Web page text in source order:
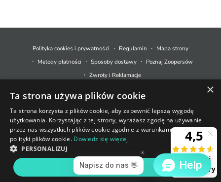
e
y
p
ł
a
t
n
o
© 2026,Zoopers.pl. Technologia Shopify
Polityka cookies i prywatności Regulamin
Mapa strony
Metody płatności
Sposoby dostawy
Poznaj Zoopersów
Zwroty i Reklamacje
+48 733 550 021
sklep@zoopers.pl
Godziny pracy infolinii
poniedziałek - piątek: 8 - 17
×
Ta strona używa plików cookie
Ta strona korzysta z plików cookie, aby zapewnić lepszą wygodę
użytkowania. Korzystając z tej strony, wyrażasz zgodę na używanie
przez nas wszystkich plików cookie zgodnie z warunkami naszej
polityki plików cookie. Dowiedz się więcej
PERSONALIZUJ
AKCEPTUJ WSZYSTKIE